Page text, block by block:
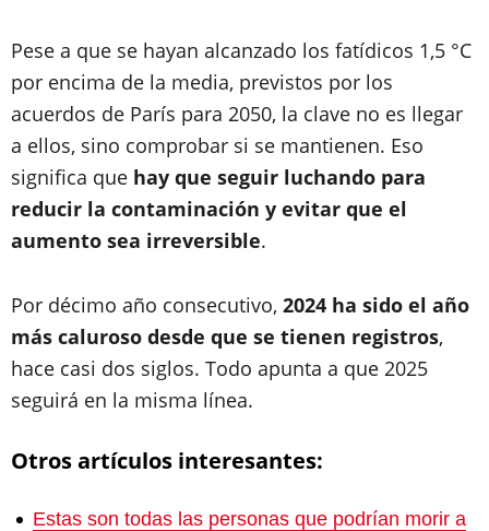
Pese a que se hayan alcanzado los fatídicos 1,5 °C
por encima de la media, previstos por los
acuerdos de París para 2050, la clave no es llegar
a ellos, sino comprobar si se mantienen. Eso
significa que hay que seguir luchando para
reducir la contaminación y evitar que el
aumento sea irreversible.
Por décimo año consecutivo, 2024 ha sido el año
más caluroso desde que se tienen registros,
hace casi dos siglos. Todo apunta a que 2025
seguirá en la misma línea.
Otros artículos interesantes:
Estas son todas las personas que podrían morir a